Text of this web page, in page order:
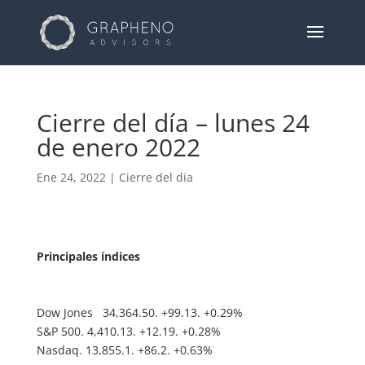
Cierre del día – lunes 24
de enero 2022
Ene 24, 2022| Cierre del dia
Principales índices
Dow Jones 34,364.50. +99.13. +0.29%
S&P 500. 4,410.13. +12.19. +0.28%
Nasdaq. 13,855.1. +86.2. +0.63%